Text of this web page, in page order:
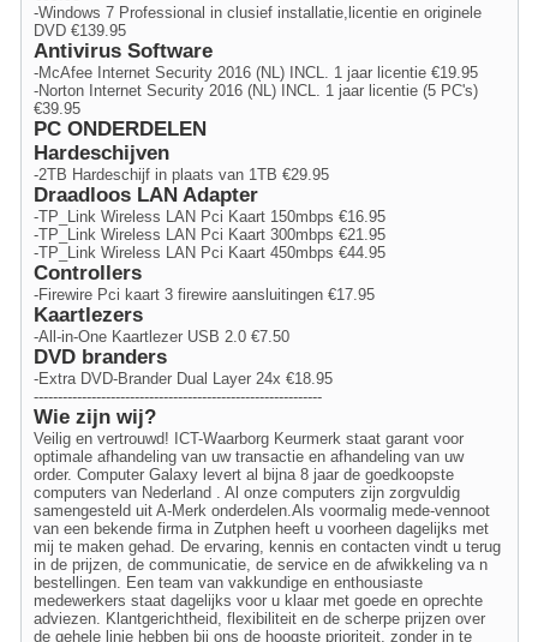
-Windows 7 Professional in clusief installatie,licentie en originele
DVD €139.95
Antivirus Software
-McAfee Internet Security 2016 (NL) INCL. 1 jaar licentie €19.95
-Norton Internet Security 2016 (NL) INCL. 1 jaar licentie (5 PC's)
€39.95
PC ONDERDELEN
Hardeschijven
-2TB Hardeschijf in plaats van 1TB €29.95
Draadloos LAN Adapter
-TP_Link Wireless LAN Pci Kaart 150mbps €16.95
-TP_Link Wireless LAN Pci Kaart 300mbps €21.95
-TP_Link Wireless LAN Pci Kaart 450mbps €44.95
Controllers
-Firewire Pci kaart 3 firewire aansluitingen €17.95
Kaartlezers
-All-in-One Kaartlezer USB 2.0 €7.50
DVD branders
-Extra DVD-Brander Dual Layer 24x €18.95
------------------------------------------------------------
Wie zijn wij?
Veilig en vertrouwd! ICT-Waarborg Keurmerk staat garant voor
optimale afhandeling van uw transactie en afhandeling van uw
order. Computer Galaxy levert al bijna 8 jaar de goedkoopste
computers van Nederland . Al onze computers zijn zorgvuldig
samengesteld uit A-Merk onderdelen.Als voormalig mede-vennoot
van een bekende firma in Zutphen heeft u voorheen dagelijks met
mij te maken gehad. De ervaring, kennis en contacten vindt u terug
in de prijzen, de communicatie, de service en de afwikkeling va n
bestellingen. Een team van vakkundige en enthousiaste
medewerkers staat dagelijks voor u klaar met goede en oprechte
adviezen. Klantgerichtheid, flexibiliteit en de scherpe prijzen over
de gehele linie hebben bij ons de hoogste prioriteit, zonder in te